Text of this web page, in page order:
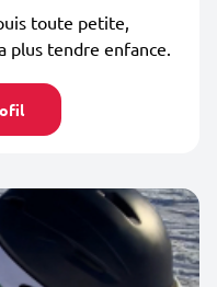
toute petite,
plus tendre enfance.